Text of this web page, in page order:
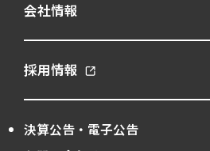
会社情報
採用情報
決算公告・電子公告